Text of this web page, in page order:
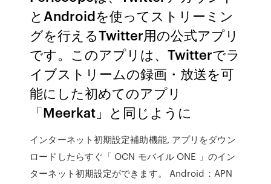
とAndroidを使ってストリーミン
グを行えるTwitter用の公式アプリ
です。このアプリは、Twitterでラ
イブストリームの録画・放送を可
能にした初めてのアプリ
「Meerkat」と同じように
インターネット初期設定補助機能, アプリをダウン
ロードしたらすぐ「 OCN モバイル ONE 」のイン
ターネット初期設定ができます。 Android：APN